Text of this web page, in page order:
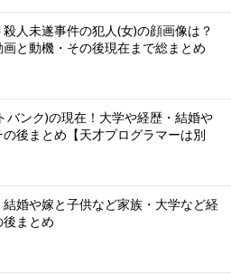
人未遂事件の犯人(女)の顔画像は？
と動機・その後現在まで総まとめ
バンク)の現在！大学や経歴・結婚や
後まとめ【天才プログラマーは別
婚や嫁と子供など家族・大学など経
まとめ